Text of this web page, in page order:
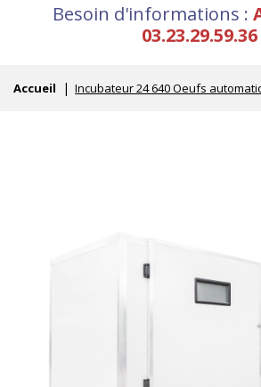
Besoin d'informations :
03.23.29.59.36
Accueil Incubateur 24 640 Oeufs